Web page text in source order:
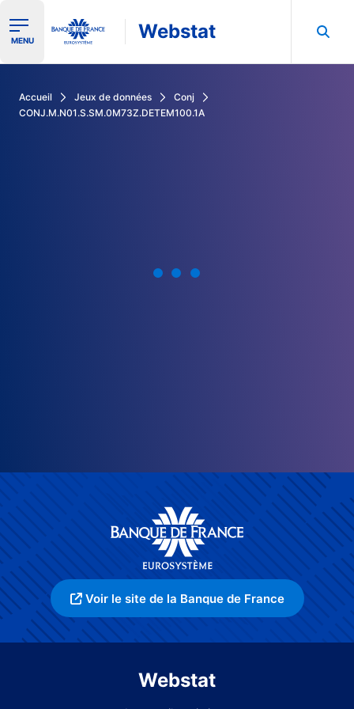
Ouvrir le menu de navigation
MENU Webstat
Accueil Jeux de données
Conj
CONJ.M.N01.S.SM.0M73Z.DETEM100.1A
Voir le site de la Banque de France
Webstat